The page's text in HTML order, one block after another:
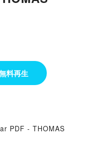
料再生
PDF - THOMAS